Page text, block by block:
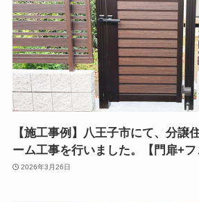
【施工事例】八王子市にて、分譲
ーム工事を行いました。【門扉+フ
2026年3月26日